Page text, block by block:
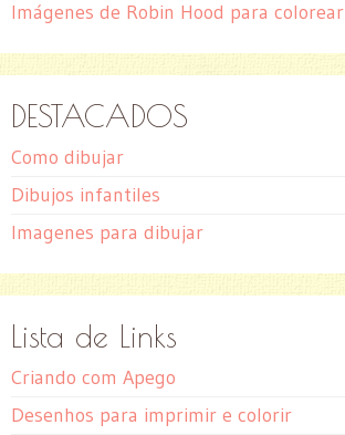
Imágenes de Robin Hood para colorear
DESTACADOS
Como dibujar
Dibujos infantiles
Imagenes para dibujar
Lista de Links
Criando com Apego
Desenhos para imprimir e colorir